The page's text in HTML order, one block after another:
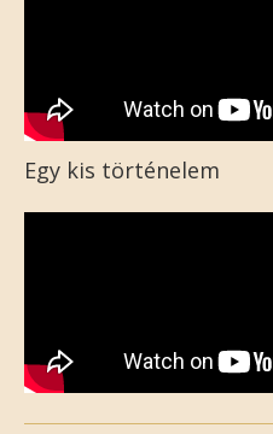
Egy kis történelem